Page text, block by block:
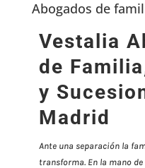
Abogados de
Vestalia
de
y
Madrid
Ante una separación la
transforma. En la mano